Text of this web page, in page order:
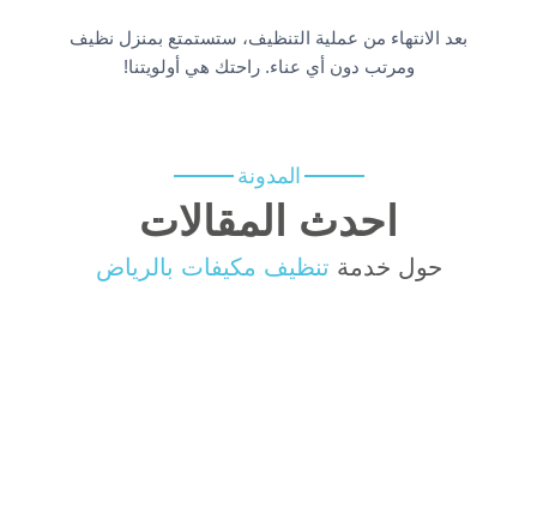
بعد الانتهاء من عملية التنظيف، ستستمتع بمنزل نظيف
ومرتب دون أي عناء. راحتك هي أولويتنا!
المدونة
احدث المقالات
حول خدمة تنظيف مكيفات بالرياض